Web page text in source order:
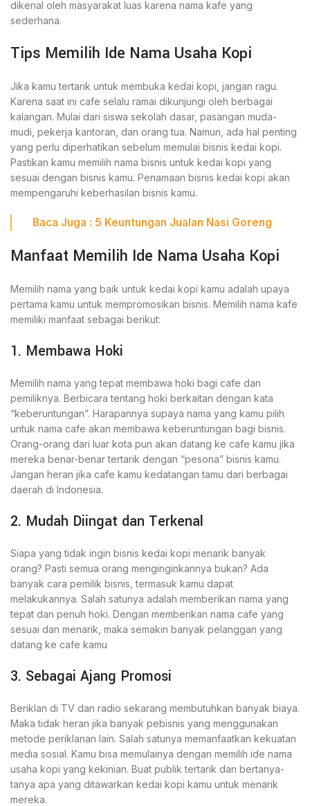
dikenal oleh masyarakat luas karena nama kafe yang
sederhana.
Tips Memilih Ide Nama Usaha Kopi
Jika kamu tertarik untuk membuka kedai kopi, jangan ragu.
Karena saat ini cafe selalu ramai dikunjungi oleh berbagai
kalangan. Mulai dari siswa sekolah dasar, pasangan muda-
mudi, pekerja kantoran, dan orang tua. Namun, ada hal penting
yang perlu diperhatikan sebelum memulai bisnis kedai kopi.
Pastikan kamu memilih nama bisnis untuk kedai kopi yang
sesuai dengan bisnis kamu. Penamaan bisnis kedai kopi akan
mempengaruhi keberhasilan bisnis kamu.
Baca Juga : 5 Keuntungan Jualan Nasi Goreng
Manfaat Memilih Ide Nama Usaha Kopi
Memilih nama yang baik untuk kedai kopi kamu adalah upaya
pertama kamu untuk mempromosikan bisnis. Memilih nama kafe
memiliki manfaat sebagai berikut:
1. Membawa Hoki
Memilih nama yang tepat membawa hoki bagi cafe dan
pemiliknya. Berbicara tentang hoki berkaitan dengan kata
“keberuntungan”. Harapannya supaya nama yang kamu pilih
untuk nama cafe akan membawa keberuntungan bagi bisnis.
Orang-orang dari luar kota pun akan datang ke cafe kamu jika
mereka benar-benar tertarik dengan “pesona” bisnis kamu.
Jangan heran jika cafe kamu kedatangan tamu dari berbagai
daerah di Indonesia.
2. Mudah Diingat dan Terkenal
Siapa yang tidak ingin bisnis kedai kopi menarik banyak
orang? Pasti semua orang menginginkannya bukan? Ada
banyak cara pemilik bisnis, termasuk kamu dapat
melakukannya. Salah satunya adalah memberikan nama yang
tepat dan penuh hoki. Dengan memberikan nama cafe yang
sesuai dan menarik, maka semakin banyak pelanggan yang
datang ke cafe kamu
3. Sebagai Ajang Promosi
Beriklan di TV dan radio sekarang membutuhkan banyak biaya.
Maka tidak heran jika banyak pebisnis yang menggunakan
metode periklanan lain. Salah satunya memanfaatkan kekuatan
media sosial. Kamu bisa memulainya dengan memilih ide nama
usaha kopi yang kekinian. Buat publik tertarik dan bertanya-
tanya apa yang ditawarkan kedai kopi kamu untuk menarik
mereka.